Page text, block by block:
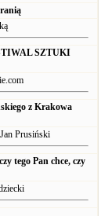
SZTUKI
z Krakowa
Prusiński
tego Pan chce, czy